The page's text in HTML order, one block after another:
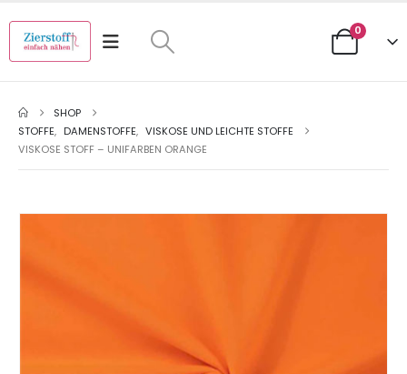
0
SHOP
STOFFE, DAMENSTOFFE, VISKOSE UND LEICHTE STOFFE
VISKOSE STOFF – UNIFARBEN ORANGE